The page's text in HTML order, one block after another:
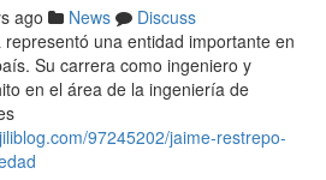
ago News
Discuss
una entidad importante en
Su carrera como ingeniero y
en el área de la ingeniería de
97245202/jaime-restrepo-